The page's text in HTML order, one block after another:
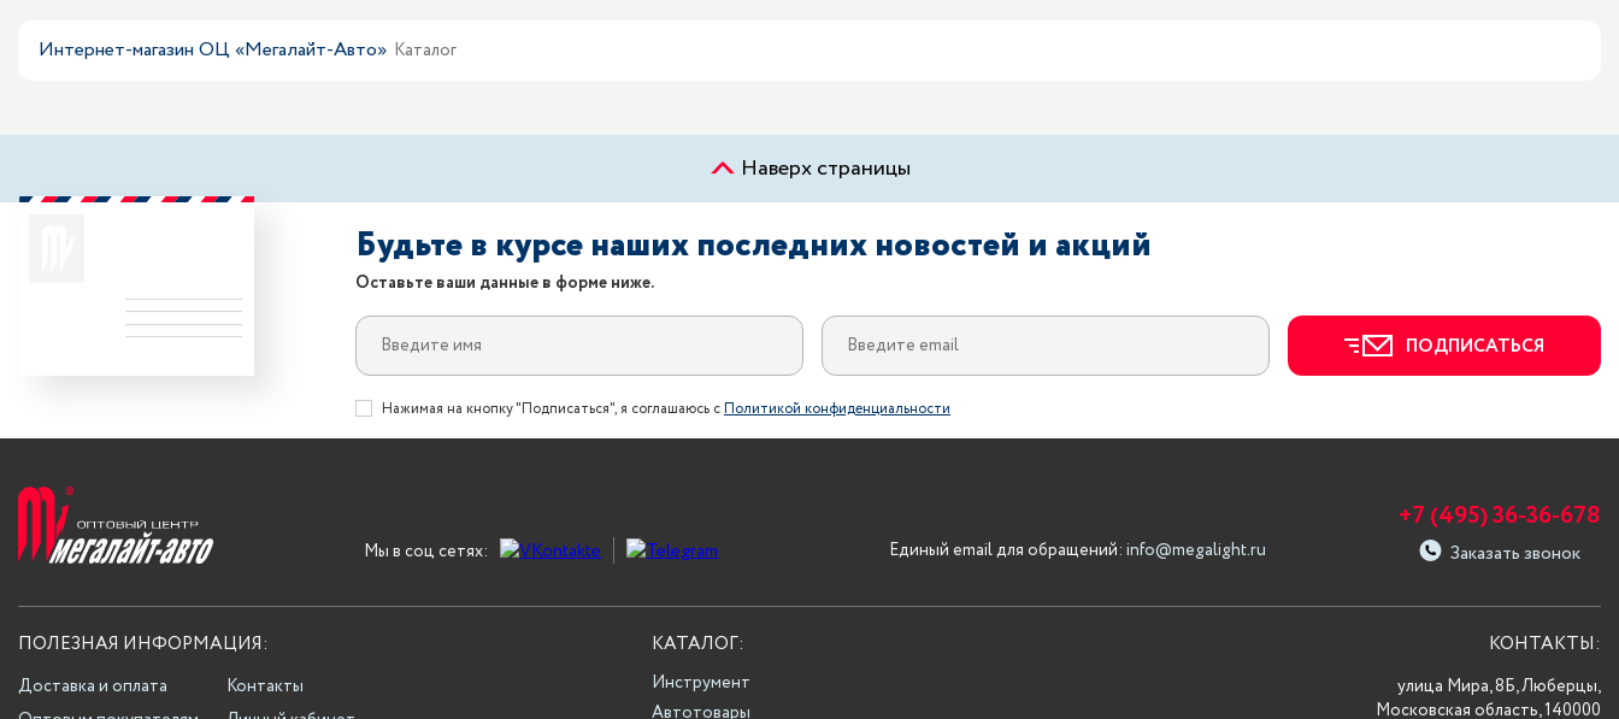
Интернет-магазин ОЦ «Мегалайт-Авто» Каталог
Наверх страницы
Будьте в курсе наших последних новостей и акций
Оставьте ваши данные в форме ниже.
ПОДПИСАТЬСЯ
Нажимая на кнопку "Подписаться", я соглашаюсь сПолитикой конфиденциальности
Мы в соц сетях: Единый email для обращений: info@megalight.ru
+7 (495) 36-36-678
Заказать звонок
ПОЛЕЗНАЯ ИНФОРМАЦИЯ:
Доставка и оплата
Контакты
КАТАЛОГ:
Инструмент
Автотовары
КОНТАКТЫ:
улица Мира, 8Б, Люберцы,
Московская область, 140000